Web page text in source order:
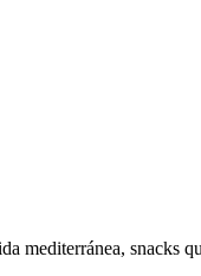
mediterránea,